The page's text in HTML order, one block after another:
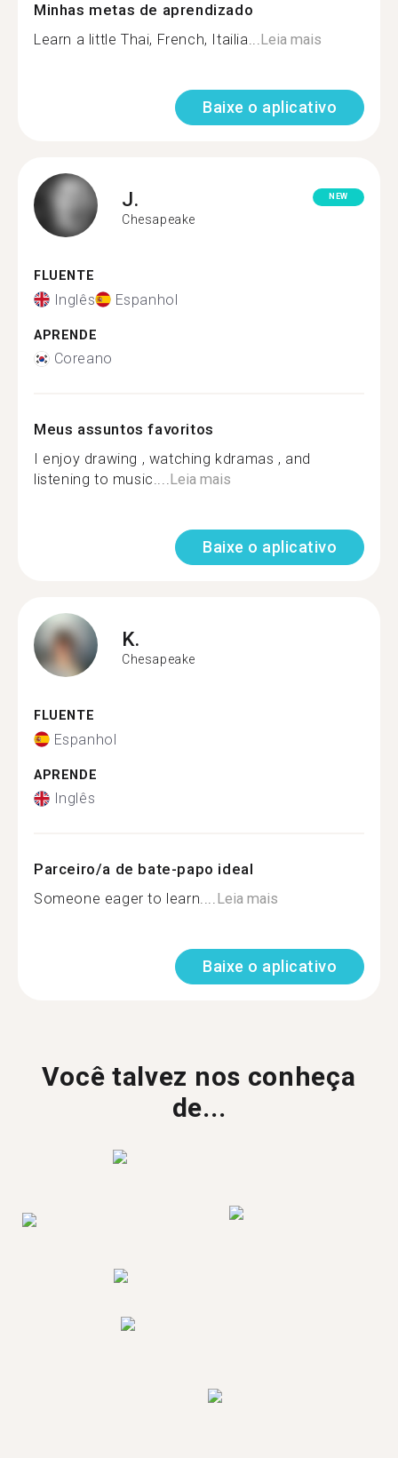
Minhas metas de aprendizado
Learn a little Thai, French, Itailia...Leia mais
Baixe o aplicativo
J.
Chesapeake
NEW
FLUENTE
Inglês Espanhol
APRENDE
Coreano
Meus assuntos favoritos
I enjoy drawing , watching kdramas , and
listening to music....Leia mais
Baixe o aplicativo
K.
Chesapeake
FLUENTE
Espanhol
APRENDE
Inglês
Parceiro/a de bate-papo ideal
Someone eager to learn....Leia mais
Baixe o aplicativo
Você talvez nos conheça
de...